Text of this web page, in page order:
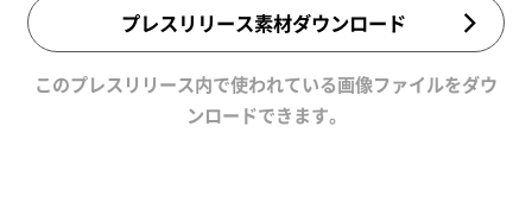
プレスリリース素材ダウンロード
このプレスリリース内で使われている画像ファイルをダウ
ンロードできます。